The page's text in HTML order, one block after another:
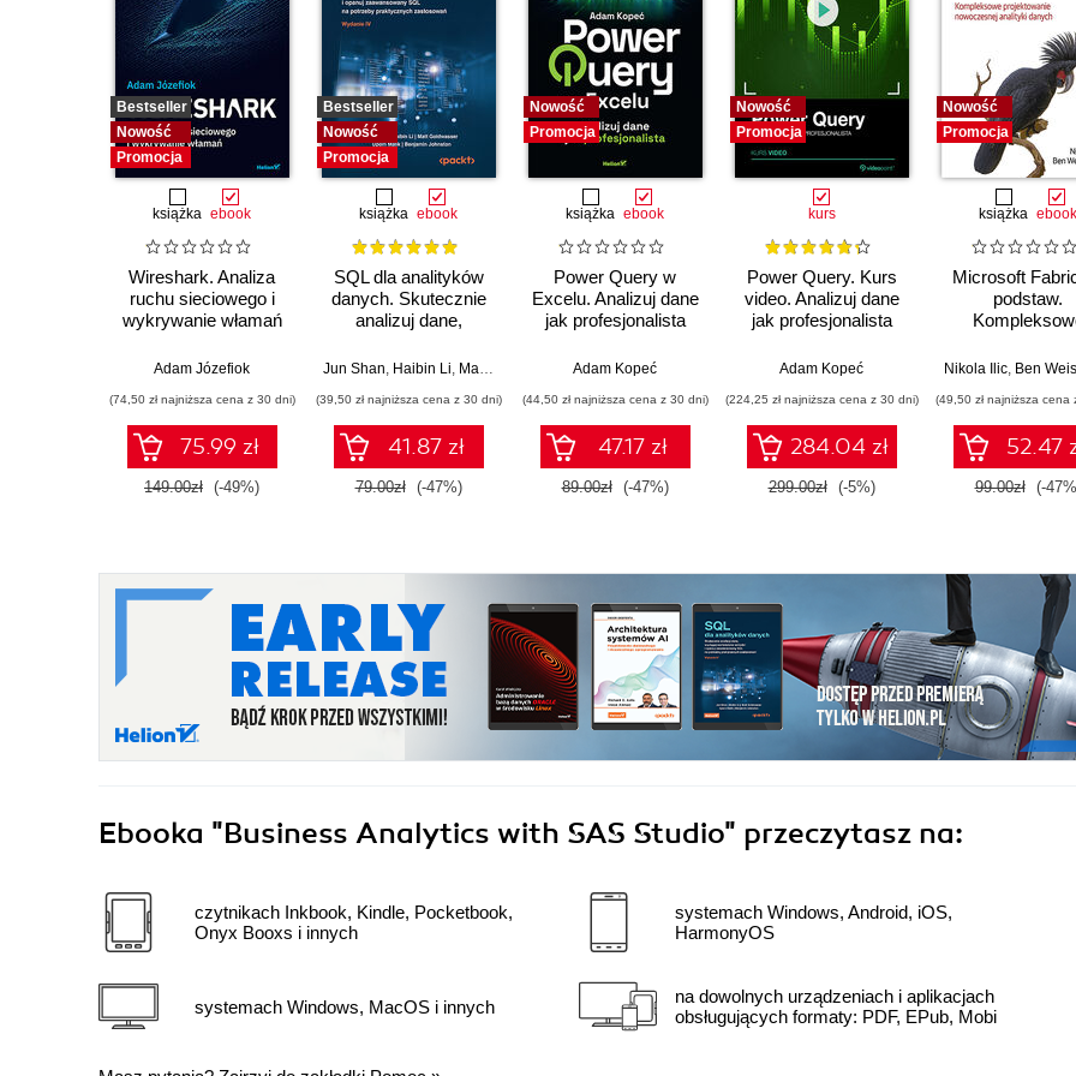
Bestseller
Nowość
Promocja
książka ebook
Wireshark. Analiza
ruchu sieciowego i
wykrywanie włamań
Adam Józefiok
(74,50 zł najniższa cena z 30 dni)
75.99 zł
149.00zł (-49%)
Bestseller
Nowość
Promocja
książka ebook
SQL dla analityków
danych. Skutecznie
analizuj dane,
wartościowe wnioski i
zaawansowany SQL
na potrzeby
praktycznych
zastosowań.
Wydanie IV
Jun Shan, Haibin Li, Matt Goldwasser ,Upom Malik, Benjamin Johnston
(39,50 zł najniższa cena z 30 dni)
41.87 zł
79.00zł (-47%)
Nowość
Promocja
książka ebook
Power Query w
Excelu. Analizuj dane
jak profesjonalista
Adam Kopeć
(44,50 zł najniższa cena z 30 dni)
47.17 zł
89.00zł (-47%)
Nowość
Promocja
kurs
Power Query. Kurs
video. Analizuj dane
jak profesjonalista
Adam Kopeć
(224,25 zł najniższa cena z 30 dni)
284.04 zł
299.00zł (-5%)
Nowość
Promocja
książka ebook
Microsoft
podstaw.
Nikola Ilic, Ben
(49,50 zł najniższa cena
52.47
99.00zł (-
Ebooka "Business Analytics with SAS Studio" przeczytasz na:
czytnikach Inkbook, Kindle, Pocketbook,
Onyx Booxs i innych
systemach Windows, MacOS i innych
systemach Windows, Android, iOS,
HarmonyOS
na dowolnych urządzeniach i aplikacjach
obsługujących formaty: PDF, EPub, Mobi